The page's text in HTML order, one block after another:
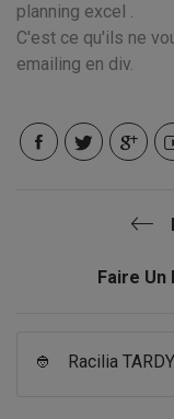
planning excel .
C'est ce qu'ils ne
emailing en div.
Faire Un
👲 Racilia TARDY